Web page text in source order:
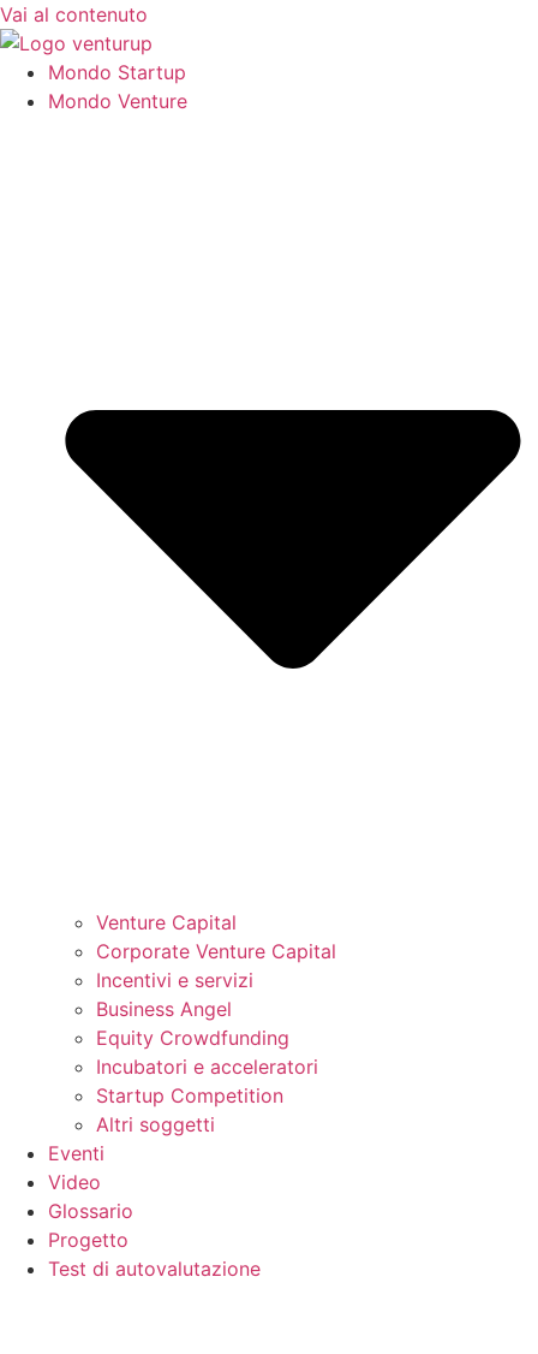
Vai al contenuto
Mondo Startup
Mondo Venture
Venture Capital
Corporate Venture Capital
Incentivi e servizi
Business Angel
Equity Crowdfunding
Incubatori e acceleratori
Startup Competition
Altri soggetti
Eventi
Video
Glossario
Progetto
Test di autovalutazione